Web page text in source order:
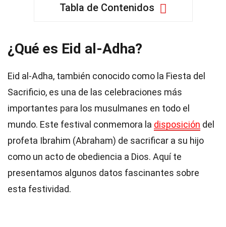
Tabla de Contenidos
¿Qué es Eid al-Adha?
Eid al-Adha, también conocido como la Fiesta del
Sacrificio, es una de las celebraciones más
importantes para los musulmanes en todo el
mundo. Este festival conmemora la disposición del
profeta Ibrahim (Abraham) de sacrificar a su hijo
como un acto de obediencia a Dios. Aquí te
presentamos algunos datos fascinantes sobre
esta festividad.